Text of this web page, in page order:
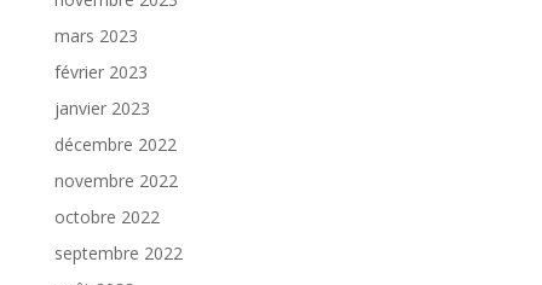
mars 2023
février 2023
janvier 2023
décembre 2022
novembre 2022
octobre 2022
septembre 2022